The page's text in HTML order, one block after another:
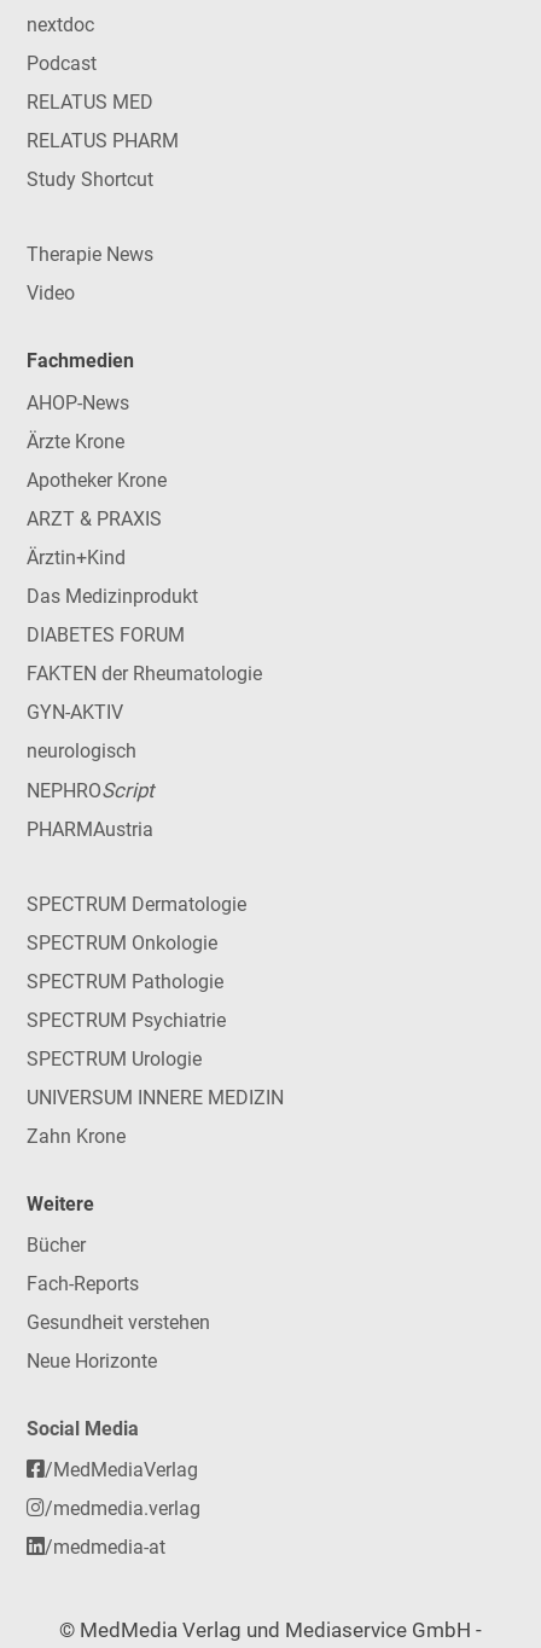
nextdoc
Podcast
RELATUS MED
RELATUS PHARM
Study Shortcut
Therapie News
Video
Fachmedien
AHOP-News
Ärzte Krone
Apotheker Krone
ARZT & PRAXIS
Ärztin+Kind
Das Medizinprodukt
DIABETES FORUM
FAKTEN der Rheumatologie
GYN-AKTIV
neurologisch
NEPHROScript
PHARMAustria
SPECTRUM Dermatologie
SPECTRUM Onkologie
SPECTRUM Pathologie
SPECTRUM Psychiatrie
SPECTRUM Urologie
UNIVERSUM INNERE MEDIZIN
Zahn Krone
Weitere
Bücher
Fach-Reports
Gesundheit verstehen
Neue Horizonte
Social Media
/MedMediaVerlag
/medmedia.verlag
/medmedia-at
© MedMedia Verlag und Mediaservice GmbH -